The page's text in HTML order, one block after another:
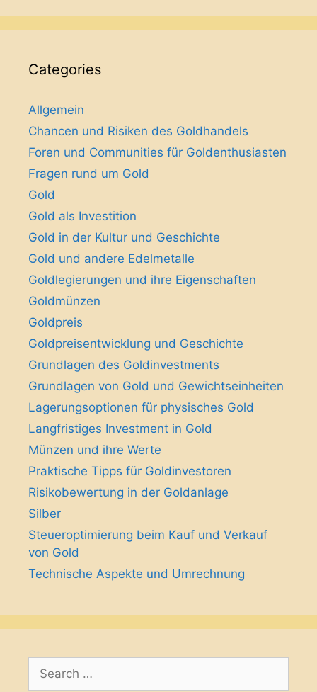
Categories
Allgemein
Chancen und Risiken des Goldhandels
Foren und Communities für Goldenthusiasten
Fragen rund um Gold
Gold
Gold als Investition
Gold in der Kultur und Geschichte
Gold und andere Edelmetalle
Goldlegierungen und ihre Eigenschaften
Goldmünzen
Goldpreis
Goldpreisentwicklung und Geschichte
Grundlagen des Goldinvestments
Grundlagen von Gold und Gewichtseinheiten
Lagerungsoptionen für physisches Gold
Langfristiges Investment in Gold
Münzen und ihre Werte
Praktische Tipps für Goldinvestoren
Risikobewertung in der Goldanlage
Silber
Steueroptimierung beim Kauf und Verkauf
von Gold
Technische Aspekte und Umrechnung
Search
for: